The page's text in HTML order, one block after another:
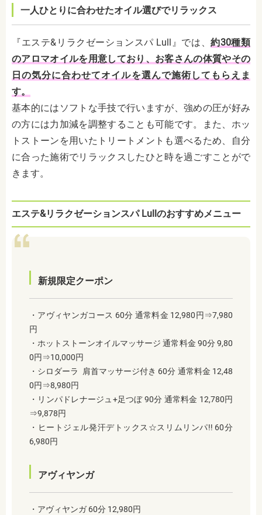
一人ひとりに合わせたオイル選びでリラックス
『エステ&リラクゼーションスパ Lull』では、約30種類
のアロマオイルを用意しており、お客さんの体質やその
日の気分に合わせてオイルを選んで施術してもらえま
す。
基本的にはソフトな手技で行いますが、強めの圧が好み
の方には力加減を調整することも可能です。また、ホッ
トストーンを用いたトリートメントも選べるため、自分
に合った施術でリラックスしたひと時を過ごすことがで
きます。
エステ&リラクゼーションスパ Lullのおすすめメニュー
新規限定クーポン
・アヴィヤンガコース 60分 通常料金 12,980円⇒7,980
円
・ホットストーンオイルマッサージ 通常料金 90分 9,80
0円⇒10,000円
・シロダーラ 肩首マッサージ付き 60分 通常料金 12,48
0円⇒8,980円
・リンパドレナージュ+足つぼ 90分 通常料金 12,780円
⇒9,878円
・ヒートジェル発汗デトックス☆スリムリンパ!! 60分
6,980円
アヴィヤンガ
・アヴィヤンガ 60分 12,980円